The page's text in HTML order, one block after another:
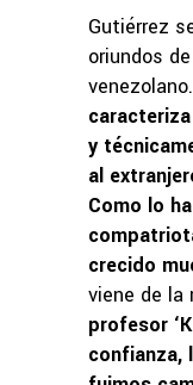
Gutiérrez
oriundos
y
al
Como lo
crecido
viene de la
profesor
confianza,